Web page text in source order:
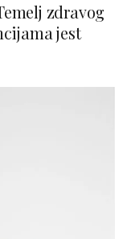
zdravog
jest